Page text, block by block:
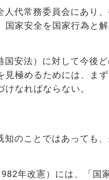
代常務委員会にあり
家安全を国家行為と
安法）に対して今後
見極めるためには、ま
なればならない。
のことではあっても
年改憲）には、「国